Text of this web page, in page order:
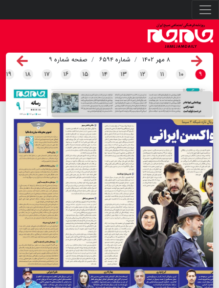
۸ مهر ۱۴۰۲ شماره ۶۵۹۴
صفحه شماره ۹
۹ ۱۰ ۱۱ ۱۲ ۱۳ ۱۴ ۱۵ ۱۶ ۱۷ ۱۸ ۱۹